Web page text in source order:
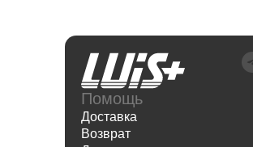
Помощь
Доставка
Возврат